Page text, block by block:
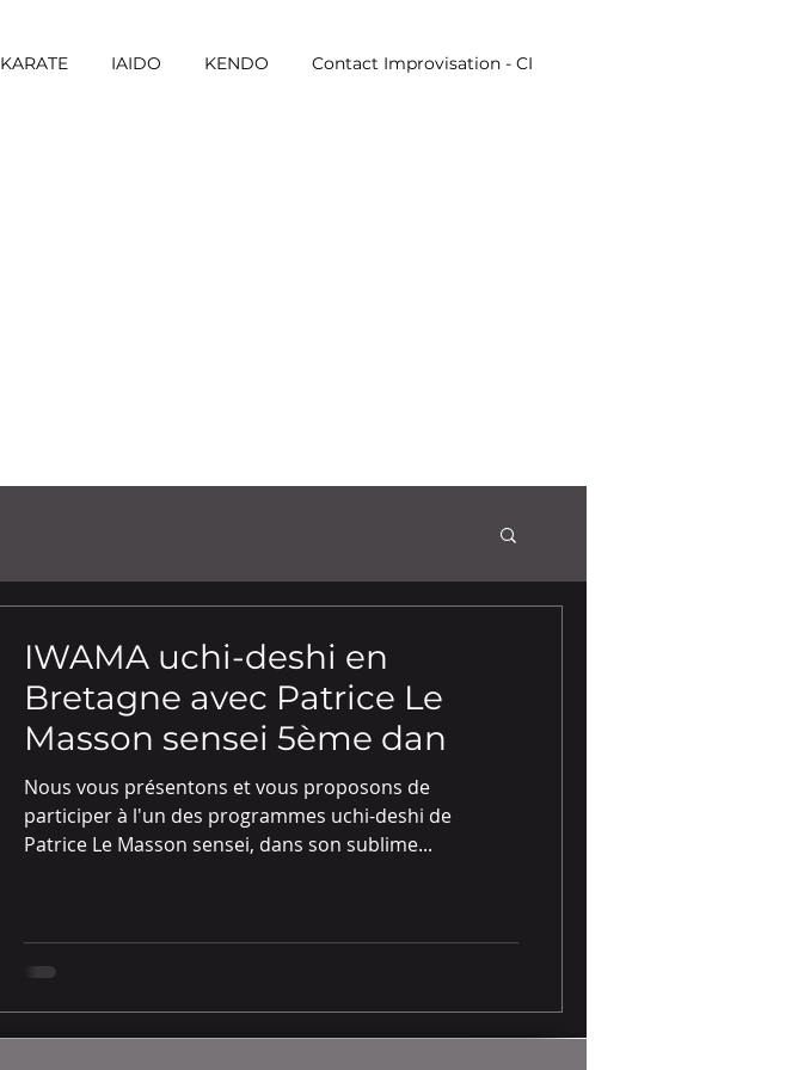
KARATE IAIDO KENDO Contact Improvisation - CI
IWAMA uchi-deshi en
Bretagne avec Patrice Le
Masson sensei 5ème dan
Nous vous présentons et vous proposons de
participer à l'un des programmes uchi-deshi de
Patrice Le Masson sensei, dans son sublime...